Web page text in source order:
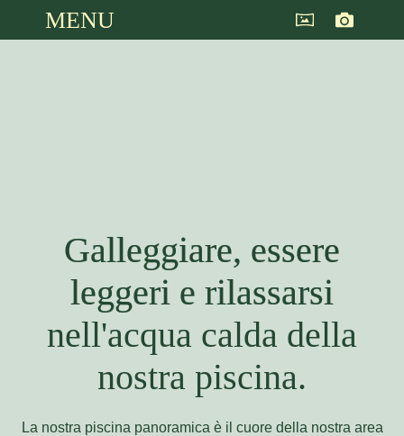
MENU
Galleggiare, essere
leggeri e rilassarsi
nell'acqua calda della
nostra piscina.
La nostra piscina panoramica è il cuore della nostra area